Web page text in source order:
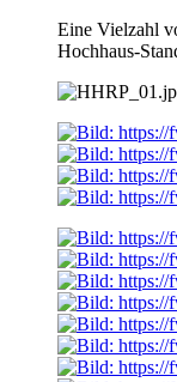
Eine Vielzahl
Hochhaus-